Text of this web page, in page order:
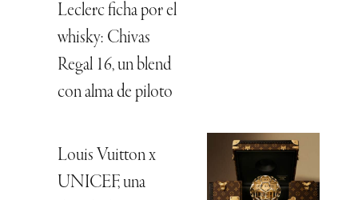
Leclerc ficha por el
whisky: Chivas
Regal 16, un blend
con alma de piloto
Louis Vuitton x
UNICEF, una